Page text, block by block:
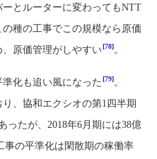
とルーターに変わってもNTT
種の工事でこの規模なら原価
原価管理がしやすい[78]。
化も追い風になった [79]。
、協和エクシオの第1四半期
ったが、2018年6月期には38億
事の平準化は閑散期の稼働率